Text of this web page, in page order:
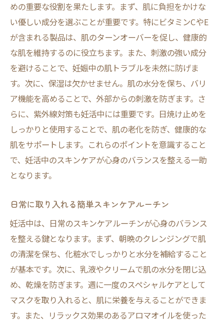
めの重要な役割を果たします。まず、肌に負担をかけな
い優しい成分を選ぶことが重要です。特にビタミンCやE
が含まれる製品は、肌のターンオーバーを促し、健康的
な肌を維持するのに役立ちます。また、刺激の強い成分
を避けることで、妊娠中の肌トラブルを未然に防げま
す。次に、保湿は欠かせません。肌の水分を保ち、バリ
ア機能を高めることで、外部からの刺激を防ぎます。さ
らに、紫外線対策も妊活中には重要です。日焼け止めを
しっかりと使用することで、肌の老化を防ぎ、健康的な
肌をサポートします。これらのポイントを意識すること
で、妊活中のスキンケアが心身のバランスを整える一助
となります。
日常に取り入れる簡単スキンケアルーチン
妊活中は、日常のスキンケアルーチンが心身のバランス
を整える鍵となります。まず、朝晩のクレンジングで肌
の清潔を保ち、化粧水でしっかりと水分を補給すること
が基本です。次に、乳液やクリームで肌の水分を閉じ込
め、乾燥を防ぎます。週に一度のスペシャルケアとして
マスクを取り入れると、肌に栄養を与えることができま
す。また、リラックス効果のあるアロマオイルを使った